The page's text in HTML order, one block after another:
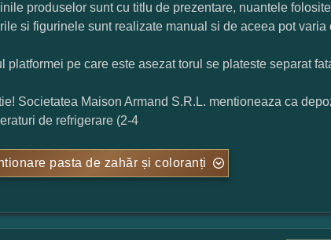
produselor sunt cu titlu de prezentare, nuantele
si figurinele sunt realizate manual si de aceea pot varia
platformei pe care este asezat torul se plateste separat
Societatea Maison Armand S.R.L. mentioneaza ca
de refrigerare (2-4
pasta de zahăr și coloranți